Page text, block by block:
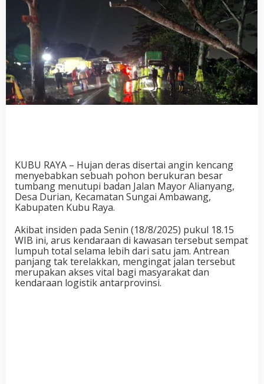
KUBU RAYA – Hujan deras disertai angin kencang
menyebabkan sebuah pohon berukuran besar
tumbang menutupi badan Jalan Mayor Alianyang,
Desa Durian, Kecamatan Sungai Ambawang,
Kabupaten Kubu Raya.
Akibat insiden pada Senin (18/8/2025) pukul 18.15
WIB ini, arus kendaraan di kawasan tersebut sempat
lumpuh total selama lebih dari satu jam. Antrean
panjang tak terelakkan, mengingat jalan tersebut
merupakan akses vital bagi masyarakat dan
kendaraan logistik antarprovinsi.